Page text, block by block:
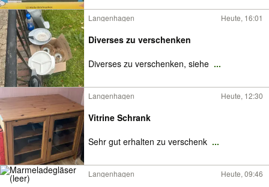
Langenhagen Heute, 16:01
Diverses zu verschenken
Diverses zu verschenken, siehe ...
Langenhagen Heute, 12:30
Vitrine Schrank
Sehr gut erhalten zu verschenk ...
Langenhagen Heute, 09:46